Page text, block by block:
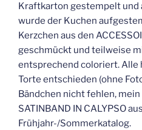
Kraftkarton gestempelt und
wurde der Kuchen
Kerzchen aus den
geschmückt und teilweise
entsprechend coloriert. Alle
Torte entschieden (ohne
Bändchen nicht fehlen,
SATINBAND IN CALYPSO
Frühjahr-/Sommerkatalog.